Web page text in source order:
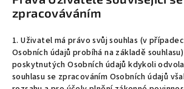
zpracováváním
1. Uživatel má právo svůj souhlas (v
Osobních údajů probíhá na základě
poskytnutých Osobních údajů kdykoli
souhlasu se zpracováním Osobních údajů